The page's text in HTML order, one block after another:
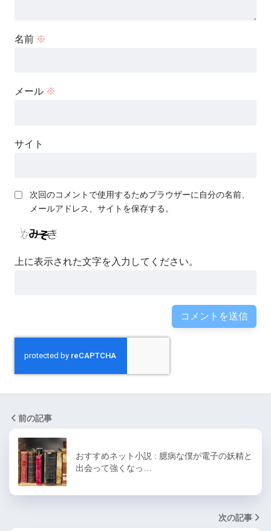
名前 ※
メール ※
サイト
次回のコメントで使用するためブラウザーに自分の名前、
メールアドレス、サイトを保存する。
上に表示された文字を入力してください。
前の記事
おすすめネット小説 : 臆病な僕が電子の妖精と
出会って強くなっ…
次の記事